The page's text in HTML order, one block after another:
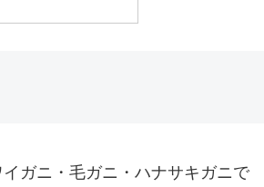
ガニ・毛ガニ・ハナサキガニで